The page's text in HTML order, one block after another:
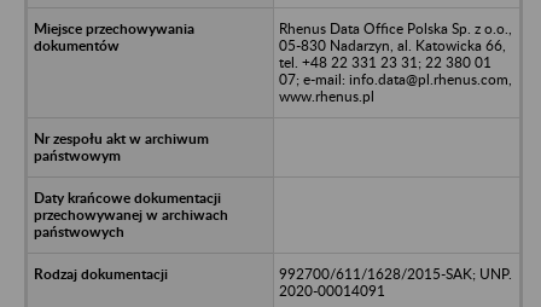
Rhenus Data Office Polska Sp. z o.o.,
05-830 Nadarzyn, al. Katowicka 66,
tel. +48 22 331 23 31; 22 380 01
07; e-mail: info.data@pl.rhenus.com,
www.rhenus.pl
992700/611/1628/2015-SAK; UNP.
2020-00014091